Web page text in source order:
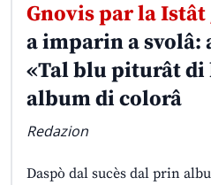
Gnovis par la Istât
a imparin a svolâ:
«Tal blu piturât
album di colorâ
Redazion
Daspò dal sucès dal prin